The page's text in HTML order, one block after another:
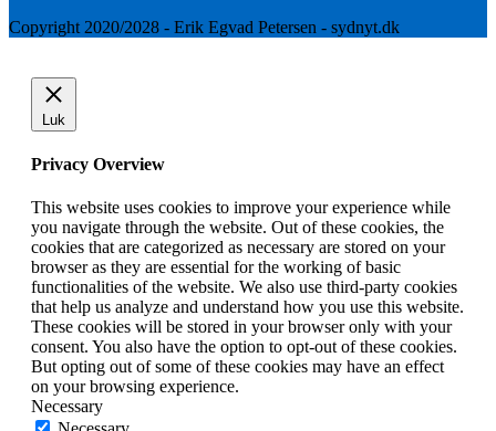
Copyright 2020/2028 - Erik Egvad Petersen - sydnyt.dk
Luk
Privacy Overview
This website uses cookies to improve your experience while
you navigate through the website. Out of these cookies, the
cookies that are categorized as necessary are stored on your
browser as they are essential for the working of basic
functionalities of the website. We also use third-party cookies
that help us analyze and understand how you use this website.
These cookies will be stored in your browser only with your
consent. You also have the option to opt-out of these cookies.
But opting out of some of these cookies may have an effect
on your browsing experience.
Necessary